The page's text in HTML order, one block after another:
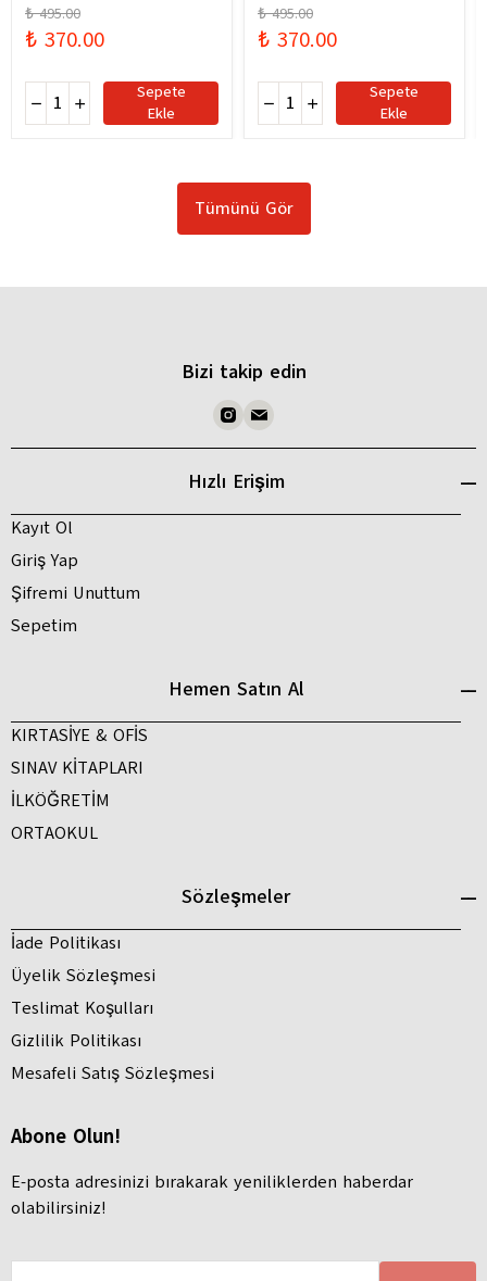
₺ 495.00
₺ 370.00
Sepete
Ekle
₺ 495.00
₺ 370.00
Sepete
Ekle
Tümünü Gör
Bizi takip edin
Hızlı Erişim
Kayıt Ol
Giriş Yap
Şifremi Unuttum
Sepetim
Hemen Satın Al
KIRTASİYE & OFİS
SINAV KİTAPLARI
İLKÖĞRETİM
ORTAOKUL
Sözleşmeler
İade Politikası
Üyelik Sözleşmesi
Teslimat Koşulları
Gizlilik Politikası
Mesafeli Satış Sözleşmesi
Abone Olun!
E-posta adresinizi bırakarak yeniliklerden haberdar
olabilirsiniz!